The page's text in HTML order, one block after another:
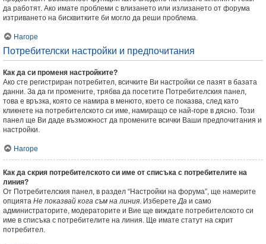
да работят. Ако имате проблеми с влизането или излизането от форума
изтриването на бисквитките би могло да реши проблема.
Нагоре
Потребителски настройки и предпочитания
Как да си променя настройките?
Ако сте регистриран потребител, всичките Ви настройки се пазят в базата
данни. За да ги промените, трябва да посетите Потребителския панел,
това е връзка, която се намира в менюто, което се показва, след като
кликнете на потребителското си име, намиращо се най-горе в дясно. Този
панел ще Ви даде възможност да промените всички Ваши предпочитания и
настройки.
Нагоре
Как да скрия потребителското си име от списъка с потребителите на
линия?
От Потребителския панел, в раздел “Настройки на форума”, ще намерите
опцията Не показвай кога съм на линия. ИзберетеДа и само
администраторите, модераторите и Вие ще виждате потребителското си
име в списъка с потребителите на линия. Ще имате статут на скрит
потребител.